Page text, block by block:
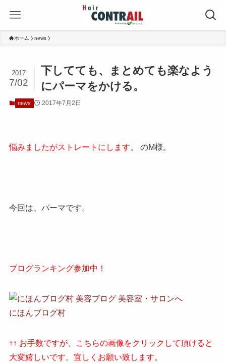
ホーム news
下してても、まとめても楽なよう
にパーマをかける。
2017
7/02
news 2017年7月2日
悩みましたがストレートにします。 のM様。
今回は、パーマです。
ブログランキング参加中！
にほんブログ村
↑↑ お手数ですが、こちらの画像をクリックして頂けると
大変嬉しいです。宜しくお願い致します。